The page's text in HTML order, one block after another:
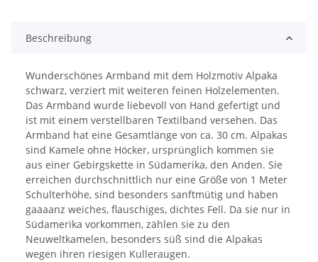
Beschreibung
Wunderschönes Armband mit dem Holzmotiv Alpaka
schwarz, verziert mit weiteren feinen Holzelementen.
Das Armband wurde liebevoll von Hand gefertigt und
ist mit einem verstellbaren Textilband versehen. Das
Armband hat eine Gesamtlänge von ca. 30 cm. Alpakas
sind Kamele ohne Höcker, ursprünglich kommen sie
aus einer Gebirgskette in Südamerika, den Anden. Sie
erreichen durchschnittlich nur eine Größe von 1 Meter
Schulterhöhe, sind besonders sanftmütig und haben
gaaaanz weiches, flauschiges, dichtes Fell. Da sie nur in
Südamerika vorkommen, zählen sie zu den
Neuweltkamelen, besonders süß sind die Alpakas
wegen ihren riesigen Kulleraugen.